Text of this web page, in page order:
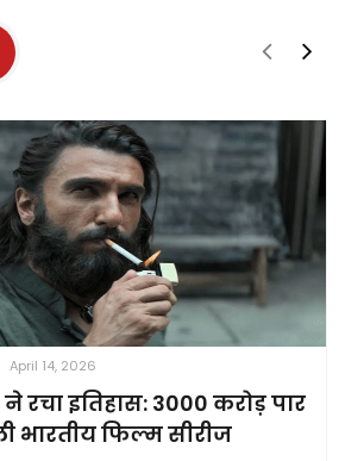
April 14, 2026
रचा इतिहास: 3000 करोड़ पार
भारतीय फिल्म सीरीज